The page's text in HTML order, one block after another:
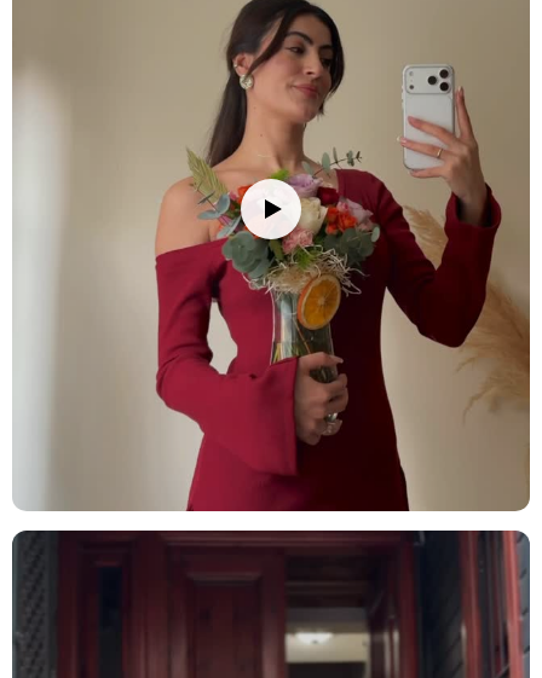
bir hediye seçeneği. Bu şık aranjman, başarıyı simgeleyen bir
Hasta ziyaretlerinde rahatlatıcı ve moral verici bir
hediye seçeneği. Ponsetya ve Protea çiçekleri, sevginizi ve iyi
dileklerinizi zarif bir şekilde iletebilir.
Akşam yemekleri veya özel davetlerde
yemek masanızı şık bir şekilde süsler. Canlı renkleri ile sofranıza
enerji ve zarafet katacaktır.
Yeni bir işyeri açılışı için mükemmel bir hediye
alternatifi. Şık ve modern tasarımı ile işyerine değer katacaktır.
Ponsetya bitkisi, parlak ancak doğrudan güneş ışığından korunmuş
bir ortamda en iyi şekilde gelişir. Bu yüzden bitkinizi aydınlık bir
alanda ancak doğrudan güneş ışığından uzakta tutmanız
önerilmektedir. Sıcaklık açısından 18-22°C arası bir ortamı tercih
eden bitki, soğuk hava ve ani sıcaklık değişimlerinden korunmalıdır.
Sulama konusunda dikkatli olmalı, toprağını nemli tutmak ancak
fazla sulamaktan kaçınmak gerekir; fazla suyun birikmesi köklerin
çürümesine yol açabilir. Kış aylarında nem ihtiyacı arttığı için
bitkinizi düzenli olarak nemlendirmeniz faydalı olacaktır. Ayrıca,
dökülen yaprakları temizlemek ve yalnızca sağlıklı yapraklarla
ilgi ile ponsetya, canlı çiçekleri ve yapraklarıyla uzun süre evinize
renk katacaktır.
Stok durumuna göre ürünlerde ufak değişiklikler olabilir.
Ürün Kodu: